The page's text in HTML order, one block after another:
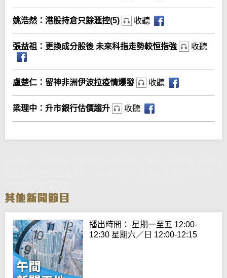
姚浩然：港股持倉只餘滙控(5) 收聽
張益祖：更換成分股後 未來科指走勢較恒指強 收聽
盧楚仁：留神非洲伊波拉疫情爆發 收聽
梁理中：升市銀行估價趨升 收聽
播出時間： 星期一至五 12:00-
12:30 星期六／日 12:00-12:15